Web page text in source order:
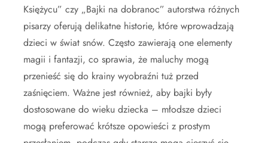
Księżycu” czy „Bajki na dobranoc” autorstwa różnych
pisarzy oferują delikatne historie, które wprowadzają
dzieci w świat snów. Często zawierają one elementy
magii i fantazji, co sprawia, że maluchy mogą
przenieść się do krainy wyobraźni tuż przed
zaśnięciem. Ważne jest również, aby bajki były
dostosowane do wieku dziecka – młodsze dzieci
mogą preferować krótsze opowieści z prostym